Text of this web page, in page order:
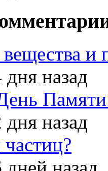
и
дня назад
дня назад